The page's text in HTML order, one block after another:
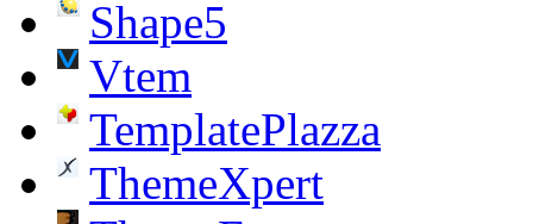
Shape5
Vtem
TemplatePlazza
ThemeXpert